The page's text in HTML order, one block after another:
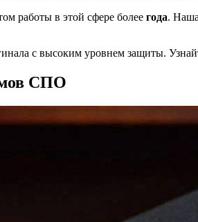
работы в этой сфере более года.
с высоким уровнем защиты.
СПО